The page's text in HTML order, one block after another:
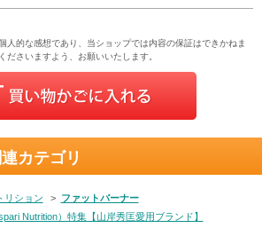
人的な感想であり、当ショップでは内容の保証はできかねま
ださいますよう、お願いいたします。
カテゴリ
リション > ファットバーナー
Nutrition）特集【山岸秀匡愛用ブランド】